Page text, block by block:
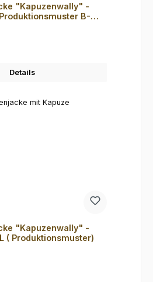
"Kapuzenwally" -
B-
Details
"Kapuzenwally" -
( Produktionsmuster)